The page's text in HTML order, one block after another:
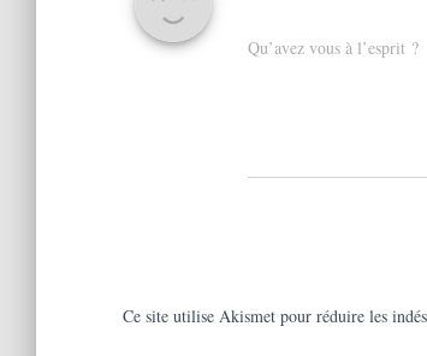
Qu’avez vous à l’esprit ?
Ce site utilise Akismet pour réduire les